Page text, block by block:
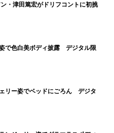
・津田篤宏がドリフコントに初挑
で色白美ボディ披露 デジタル限
リー姿でベッドにごろん デジタ